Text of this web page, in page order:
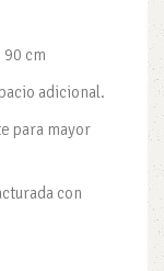
cm
adicional.
para mayor
con